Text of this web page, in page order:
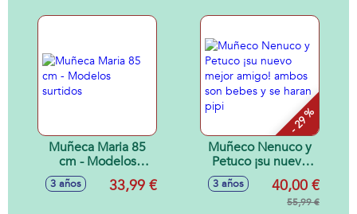
Muñeca Maria 85
cm - Modelos
surtidos
3 años 33,99 €
- 29 %
Muñeco Nenuco y
Petuco ¡su nuevo
mejor amigo!
ambos son bebes y
se haran pipi
3 años 40,00 €
55,99 €